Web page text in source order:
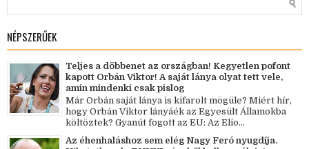
NÉPSZERŰEK
Teljes a döbbenet az országban! Kegyetlen pofont
kapott Orbán Viktor! A saját lánya olyat tett vele,
amin mindenki csak pislog
Már Orbán saját lánya is kifarolt mögüle? Miért hír,
hogy Orbán Viktor lányáék az Egyesült Államokba
költöztek? Gyanút fogott az EU: Az Elio...
Az éhenhaláshoz sem elég Nagy Feró nyugdíja.